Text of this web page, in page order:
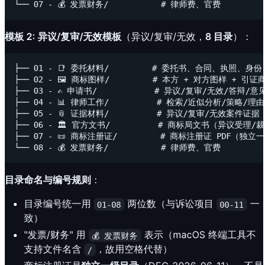
模板 2: 异议/复审/无效模板 （异议/复审/无效， 8 目录）：
├── 01 - 📑 委托材料/         # 委托书、合同、执照、身份
├── 02 - 🖼️ 商标图样/         # 本方 + 对方图样 + 引证商
├── 03 - ✍️ 申请书/            # 异议/复审/无效/答辩/意见
├── 04 - 📊 律师工作/          # 检索/近似分析/策略/理由
├── 05 - 📎 证据材料/          # 异议/复审/无效案件证据（
├── 06 - 🏛️ 官方文书/          # 商标局文书（异议受理/裁定/
├── 07 - 📜 商标注册证/         # 商标注册证 PDF（独立一
目录命名与编号规则 ：
目录编号统一用
01-08 两位数（与诉讼项目 00-11
一
致）
"发票/财务" 用
💰 发票财务
表示（macOS 终端工具不
支持文件名含
/
，故用空格代替）